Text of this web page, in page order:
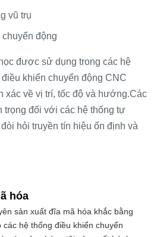
vũ trụ
động
được sử dụng trong các hệ
khiển chuyển động CNC
xác về vị trí, tốc độ và hướng.Các
trọng đối với các hệ thống tự
hỏi truyền tín hiệu ổn định và
hóa
sản xuất đĩa mã hóa khắc bằng
hệ thống điều khiển chuyển